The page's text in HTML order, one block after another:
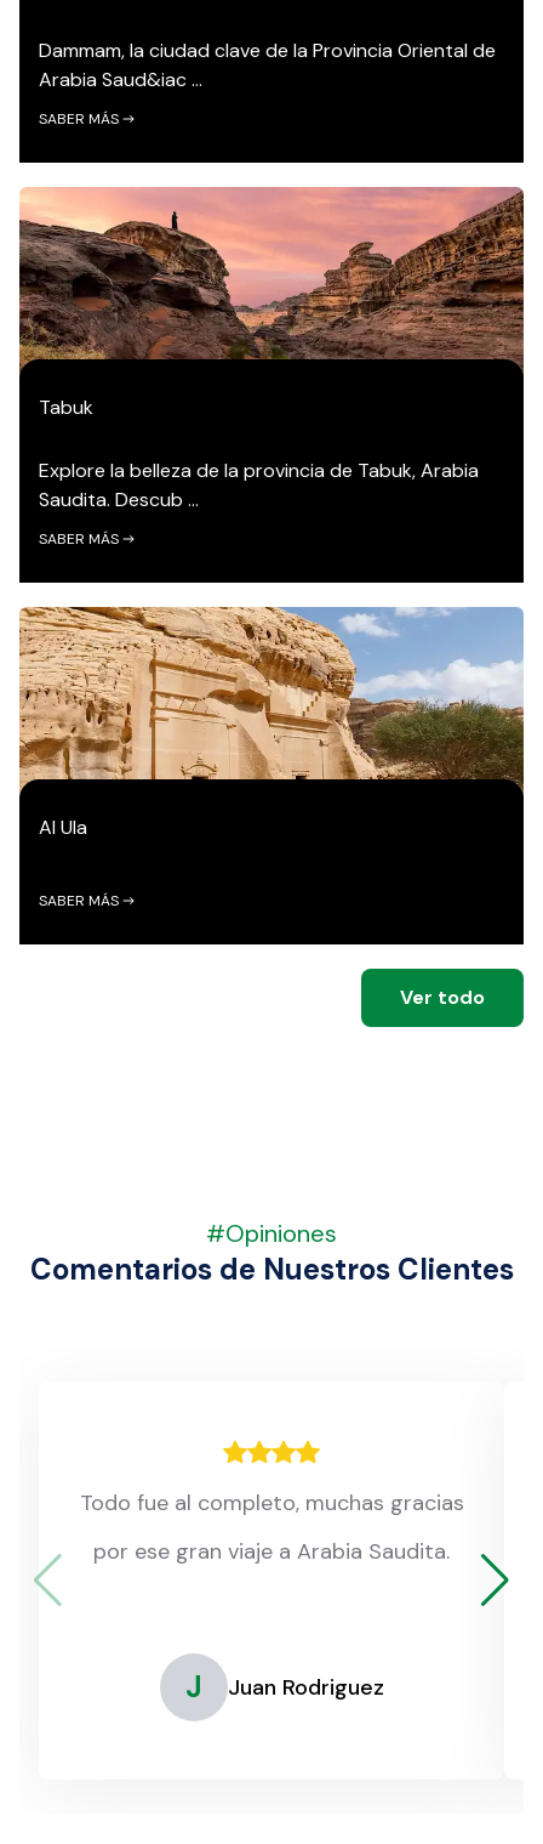
Dammam, la ciudad clave de la Provincia Oriental de
Arabia Saud&iac ...
SABER MÁS
Tabuk
Explore la belleza de la provincia de Tabuk, Arabia
Saudita. Descub ...
SABER MÁS
Al Ula
SABER MÁS
Ver todo
#Opiniones
Comentarios de Nuestros Clientes
Todo fue al completo, muchas gracias
por ese gran viaje a Arabia Saudita.
J Juan Rodriguez